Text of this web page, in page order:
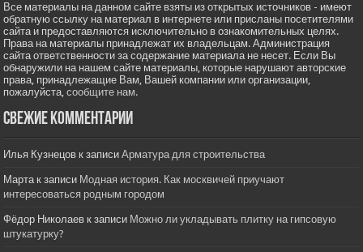
Все материалы на данном сайте взяты из открытых источников - имеют
обратную ссылку на материал в интернете или присланы посетителями
сайта и предоставляются исключительно в ознакомительных целях.
Права на материалы принадлежат их владельцам. Администрация
сайта ответственности за содержание материала не несет. Если Вы
обнаружили на нашем сайте материалы, которые нарушают авторские
права, принадлежащие Вам, Вашей компании или организации,
пожалуйста,сообщите нам.
Свежие комментарии
Илья Кузнецов к записиАрматура для строительства
Мартак записи Модная история. Как москвичей приучают
интересоваться родным городом
Фёдор Николаев к записи Можно ли укладывать плитку на гипсовую
штукатурку?